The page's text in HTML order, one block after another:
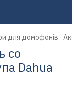
для домофонів
со
Dahua